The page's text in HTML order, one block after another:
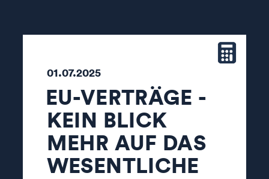
01.07.2025
EU-VERTRÄGE -
KEIN BLICK
MEHR AUF DAS
WESENTLICHE